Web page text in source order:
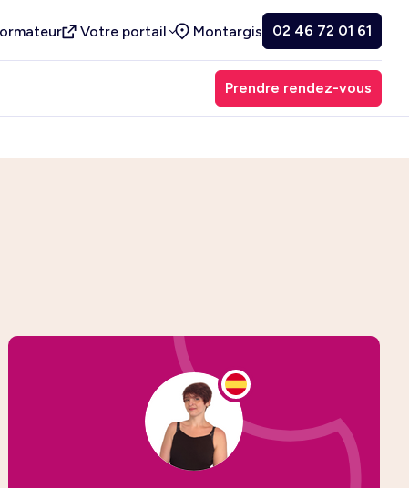
Votre portail Montargis 02 46 72 01 61
Prendre rendez-vous